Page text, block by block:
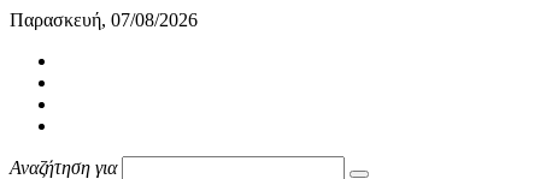
Παρασκευή, 07/08/2026
Αναζήτηση για